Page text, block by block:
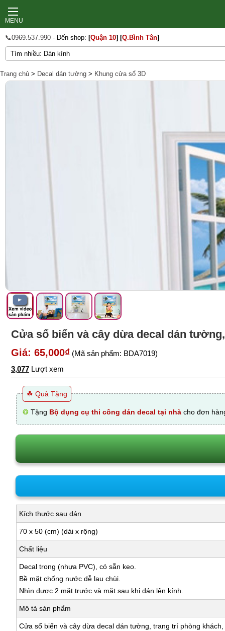
MENU
📞0969.537.990 - Đến shop: [Quận 10] [Q.Bình Tân]
Trang chủ > Decal dán tường > Khung cửa sổ 3D
Cửa sổ biển và cây dừa decal dán
Giá: 65,000₫ (Mã sản phẩm: BDA7019)
3,077 Lượt xem
☘ Quà Tặng
❂ Tặng Bộ dụng cụ thi công dán decal tại nhà cho đơn
Kích thước sau dán
70 x 50 (cm) (dài x rộng)
Chất liệu
Decal trong (nhựa PVC), có sẵn keo.
Bề mặt chống nước dễ lau chùi.
Nhìn được 2 mặt trước và mặt sau khi dán lên kính.
Mô tả sản phẩm
Cửa sổ biển và cây dừa decal dán tường, trang trí phòng